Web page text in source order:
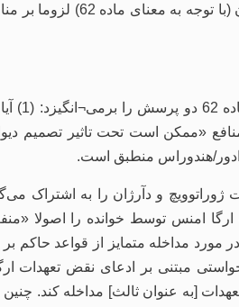
خطر باشد، آیا تصمیم
در
و (2) آیا این منافع «ممکن است تحت تاثیر
هندوراس منطبق است.
و دآرژان را به اشتراک
ارگا امنس توسط خوانده را اصولا
مورد مداخله متمایز از قواعد
مبتنی بر ادعای نقض تعهدات
[به عنوان ثالث] مداخله کند.